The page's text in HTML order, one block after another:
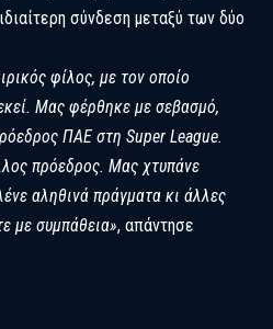
σύνδεση μεταξύ των δύο
φίλος, με τον οποίο
Μας φέρθηκε με σεβασμό,
ΠΑΕ στη Super League.
πρόεδρος. Μας χτυπάνε
αληθινά πράγματα κι άλλες
με συμπάθεια», απάντησε